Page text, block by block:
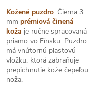
Kožené puzdro: Čierna 3
mm prémiová činená
koža je ručne spracovaná
priamo vo Fínsku. Puzdro
má vnútornú plastovú
vložku, ktorá zabraňuje
prepichnutie kože čepeľou
noža.